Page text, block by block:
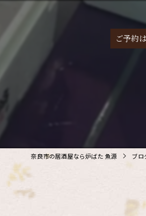
ご予約
奈良市の居酒屋なら炉ばた 魚源 ブロ